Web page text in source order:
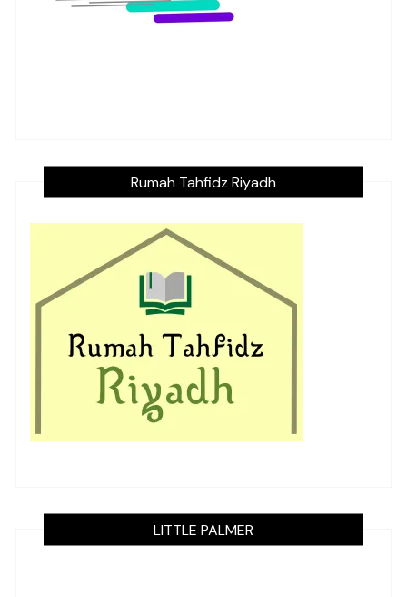
Rumah Tahfidz Riyadh
LITTLE PALMER